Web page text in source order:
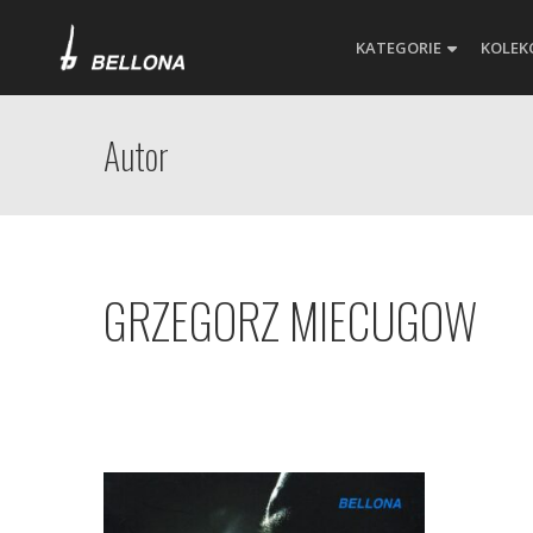
KATEGORIE
Autor
GRZEGORZ MIECUGOW